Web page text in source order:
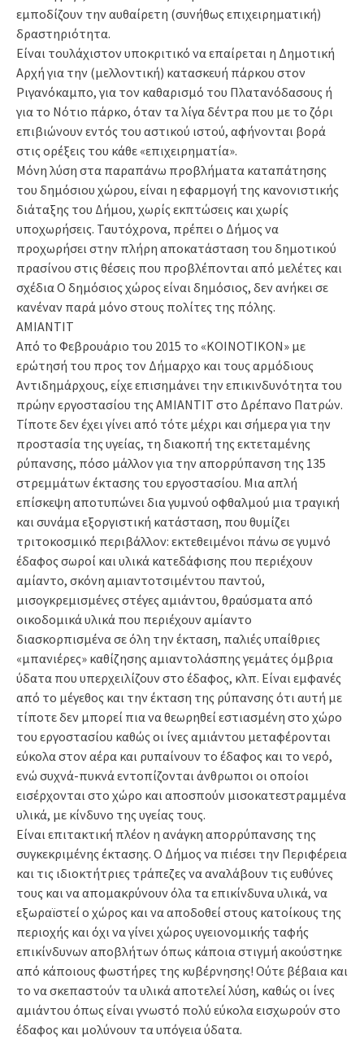
εμποδίζουν την αυθαίρετη (συνήθως επιχειρηματική)
δραστηριότητα.
Είναι τουλάχιστον υποκριτικό να επαίρεται η Δημοτική
Αρχή για την (μελλοντική) κατασκευή πάρκου στον
Ριγανόκαμπο, για τον καθαρισμό του Πλατανόδασους ή
για το Νότιο πάρκο, όταν τα λίγα δέντρα που με το ζόρι
επιβιώνουν εντός του αστικού ιστού, αφήνονται βορά
στις ορέξεις του κάθε «επιχειρηματία».
Μόνη λύση στα παραπάνω προβλήματα καταπάτησης
του δημόσιου χώρου, είναι η εφαρμογή της κανονιστικής
διάταξης του Δήμου, χωρίς εκπτώσεις και χωρίς
υποχωρήσεις. Ταυτόχρονα, πρέπει ο Δήμος να
προχωρήσει στην πλήρη αποκατάσταση του δημοτικού
πρασίνου στις θέσεις που προβλέπονται από μελέτες και
σχέδια Ο δημόσιος χώρος είναι δημόσιος, δεν ανήκει σε
κανέναν παρά μόνο στους πολίτες της πόλης.
ΑΜΙΑΝΤΙΤ
Από το Φεβρουάριο του 2015 το «ΚΟΙΝΟΤΙΚΟΝ» με
ερώτησή του προς τον Δήμαρχο και τους αρμόδιους
Αντιδημάρχους, είχε επισημάνει την επικινδυνότητα του
πρώην εργοστασίου της ΑΜΙΑΝΤΙΤ στο Δρέπανο Πατρών.
Τίποτε δεν έχει γίνει από τότε μέχρι και σήμερα για την
προστασία της υγείας, τη διακοπή της εκτεταμένης
ρύπανσης, πόσο μάλλον για την απορρύπανση της 135
στρεμμάτων έκτασης του εργοστασίου. Μια απλή
επίσκεψη αποτυπώνει δια γυμνού οφθαλμού μια τραγική
και συνάμα εξοργιστική κατάσταση, που θυμίζει
τριτοκοσμικό περιβάλλον: εκτεθειμένοι πάνω σε γυμνό
έδαφος σωροί και υλικά κατεδάφισης που περιέχουν
αμίαντο, σκόνη αμιαντοτσιμέντου παντού,
μισογκρεμισμένες στέγες αμιάντου, θραύσματα από
οικοδομικά υλικά που περιέχουν αμίαντο
διασκορπισμένα σε όλη την έκταση, παλιές υπαίθριες
«μπανιέρες» καθίζησης αμιαντολάσπης γεμάτες όμβρια
ύδατα που υπερχειλίζουν στο έδαφος, κλπ. Είναι εμφανές
από το μέγεθος και την έκταση της ρύπανσης ότι αυτή με
τίποτε δεν μπορεί πια να θεωρηθεί εστιασμένη στο χώρο
του εργοστασίου καθώς οι ίνες αμιάντου μεταφέρονται
εύκολα στον αέρα και ρυπαίνουν το έδαφος και το νερό,
ενώ συχνά-πυκνά εντοπίζονται άνθρωποι οι οποίοι
εισέρχονται στο χώρο και αποσπούν μισοκατεστραμμένα
υλικά, με κίνδυνο της υγείας τους.
Είναι επιτακτική πλέον η ανάγκη απορρύπανσης της
συγκεκριμένης έκτασης. Ο Δήμος να πιέσει την Περιφέρεια
και τις ιδιοκτήτριες τράπεζες να αναλάβουν τις ευθύνες
τους και να απομακρύνουν όλα τα επικίνδυνα υλικά, να
εξωραϊστεί ο χώρος και να αποδοθεί στους κατοίκους της
περιοχής και όχι να γίνει χώρος υγειονομικής ταφής
επικίνδυνων αποβλήτων όπως κάποια στιγμή ακούστηκε
από κάποιους φωστήρες της κυβέρνησης! Ούτε βέβαια και
το να σκεπαστούν τα υλικά αποτελεί λύση, καθώς οι ίνες
αμιάντου όπως είναι γνωστό πολύ εύκολα εισχωρούν στο
έδαφος και μολύνουν τα υπόγεια ύδατα.